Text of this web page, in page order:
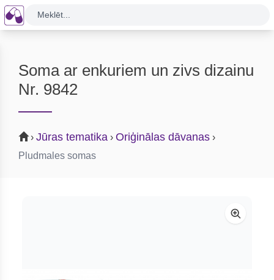
Meklēt...
Soma ar enkuriem un zivs dizainu
Nr. 9842
› Jūras tematika › Oriģinālas dāvanas ›
Pludmales somas